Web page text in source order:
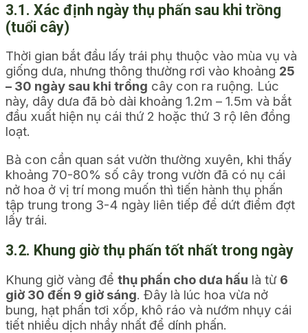
3.1. Xác định ngày thụ phấn sau khi trồng
(tuổi cây)
Thời gian bắt đầu lấy trái phụ thuộc vào mùa vụ và
giống dưa, nhưng thông thường rơi vào khoảng 25
– 30 ngày sau khi trồng cây con ra ruộng. Lúc
này, dây dưa đã bò dài khoảng 1.2m – 1.5m và bắt
đầu xuất hiện nụ cái thứ 2 hoặc thứ 3 rộ lên đồng
loạt.
Bà con cần quan sát vườn thường xuyên, khi thấy
khoảng 70-80% số cây trong vườn đã có nụ cái
nở hoa ở vị trí mong muốn thì tiến hành thụ phấn
tập trung trong 3-4 ngày liên tiếp để dứt điểm đợt
lấy trái.
3.2. Khung giờ thụ phấn tốt nhất trong ngày
Khung giờ vàng để thụ phấn cho dưa hấu là từ 6
giờ 30 đến 9 giờ sáng. Đây là lúc hoa vừa nở
bung, hạt phấn tơi xốp, khô ráo và nướm nhụy cái
tiết nhiều dịch nhầy nhất để dính phấn.